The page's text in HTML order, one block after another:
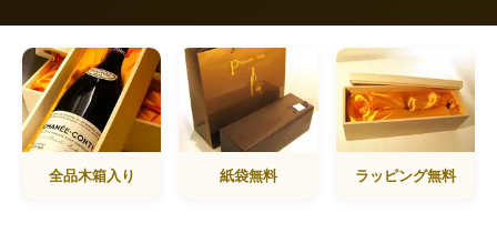
全品木箱入り 紙袋無料 ラッピング無料